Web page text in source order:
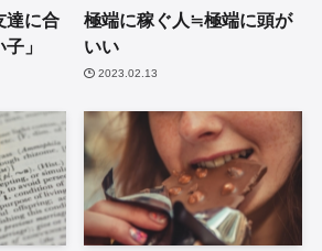
達に合
」
極端に稼ぐ人≒極端に頭が
いい
2023.02.13